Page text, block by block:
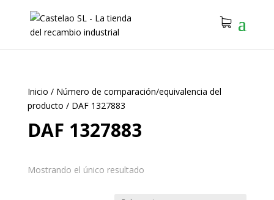
Inicio / Número de comparación/equivalencia del
producto / DAF 1327883
DAF 1327883
Mostrando el único resultado